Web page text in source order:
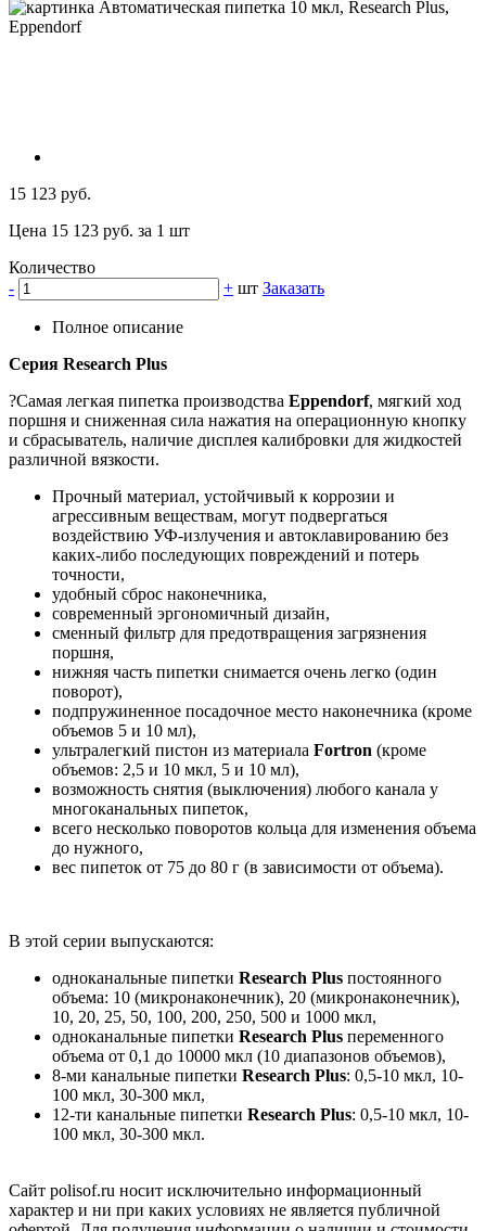
15 123 руб.
Цена 15 123 руб. за 1 шт
Количество
-
+ шт Заказать
Полное описание
Серия Research Plus
?Самая легкая пипетка производства Eppendorf, мягкий ход
поршня и сниженная сила нажатия на операционную кнопку
и сбрасыватель, наличие дисплея калибровки для жидкостей
различной вязкости.
Прочный материал, устойчивый к коррозии и
агрессивным веществам, могут подвергаться
воздействию УФ-излучения и автоклавированию без
каких-либо последующих повреждений и потерь
точности,
удобный сброс наконечника,
современный эргономичный дизайн,
сменный фильтр для предотвращения загрязнения
поршня,
нижняя часть пипетки снимается очень легко (один
поворот),
подпружиненное посадочное место наконечника (кроме
объемов 5 и 10 мл),
ультралегкий пистон из материала Fortron (кроме
объемов: 2,5 и 10 мкл, 5 и 10 мл),
возможность снятия (выключения) любого канала у
многоканальных пипеток,
всего несколько поворотов кольца для изменения объема
до нужного,
вес пипеток от 75 до 80 г (в зависимости от объема).
В этой серии выпускаются:
одноканальные пипетки Research Plus постоянного
объема: 10 (микронаконечник), 20 (микронаконечник),
10, 20, 25, 50, 100, 200, 250, 500 и 1000 мкл,
одноканальные пипетки Research Plus переменного
объема от 0,1 до 10000 мкл (10 диапазонов объемов),
8-ми канальные пипетки Research Plus: 0,5-10 мкл, 10-
100 мкл, 30-300 мкл,
12-ти канальные пипетки Research Plus: 0,5-10 мкл, 10-
100 мкл, 30-300 мкл.
Сайт polisof.ru носит исключительно информационный
характер и ни при каких условиях не является публичной